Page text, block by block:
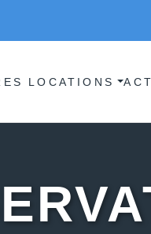
LOCATIONS